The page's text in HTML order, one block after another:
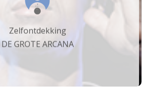
Zelfontdekking
DE GROTE ARCANA